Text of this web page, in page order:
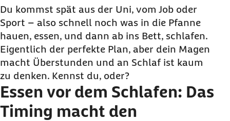
Unterschied
Essen am Abend: So isst du dich in den
Schlummermodus
Im Check: Mit bestimmten Lebensmitteln besser
einschlafen?
Essen vor dem Schlafen komplett
skippen
für alle eine gute Idee
Verdauung in der Nacht: Das passiert im Körper
Du kommst spät aus der Uni, vom Job oder
Sport – also schnell noch was in die Pfanne
hauen, essen, und dann ab ins Bett, schlafen.
Eigentlich der perfekte Plan, aber dein Magen
macht Überstunden und an Schlaf ist kaum
zu denken. Kennst du, oder?
Essen vor dem Schlafen: Das
Timing macht den